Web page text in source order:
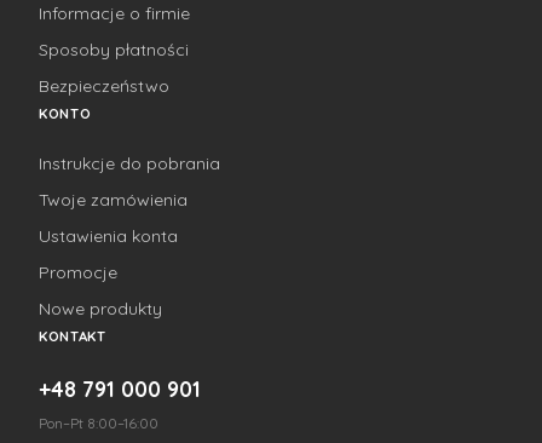
Informacje o firmie
Sposoby płatności
Bezpieczeństwo
KONTO
Instrukcje do pobrania
Twoje zamówienia
Ustawienia konta
Promocje
Nowe produkty
KONTAKT
+48 791 000 901
Pon–Pt 8:00–16:00